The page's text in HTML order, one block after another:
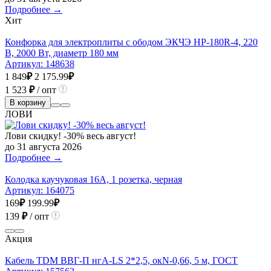
Подробнее →
Хит
Конфорка для электроплиты с ободом ЭКЧЭ HP-180R-4, 220
В, 2000 Вт, диаметр 180 мм
Артикул: 148638
1 849₽ 2 175.99₽
1 523 ₽/ опт
В корзину
ЛОВИ
Лови скидку! -30% весь август!
до 31 августа 2026
Подробнее →
Колодка каучуковая 16А, 1 розетка, черная
Артикул: 164075
169₽ 199.99₽
139 ₽/ опт
Акция
Кабель TDM ВВГ-П нгА-LS 2*2,5, окN-0,66, 5 м, ГОСТ